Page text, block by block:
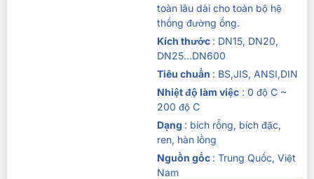
toàn lâu dài cho toàn bộ hệ
thống đường ống.
Kích thước : DN15, DN20,
DN25…DN600
Tiêu chuẩn : BS,JIS, ANSI,DIN
Nhiệt độ làm việc : 0 độ C ~
200 độ C
Dạng : bích rỗng, bích đặc,
ren, hàn lồng
Nguồn gốc : Trung Quốc, Việt
Nam